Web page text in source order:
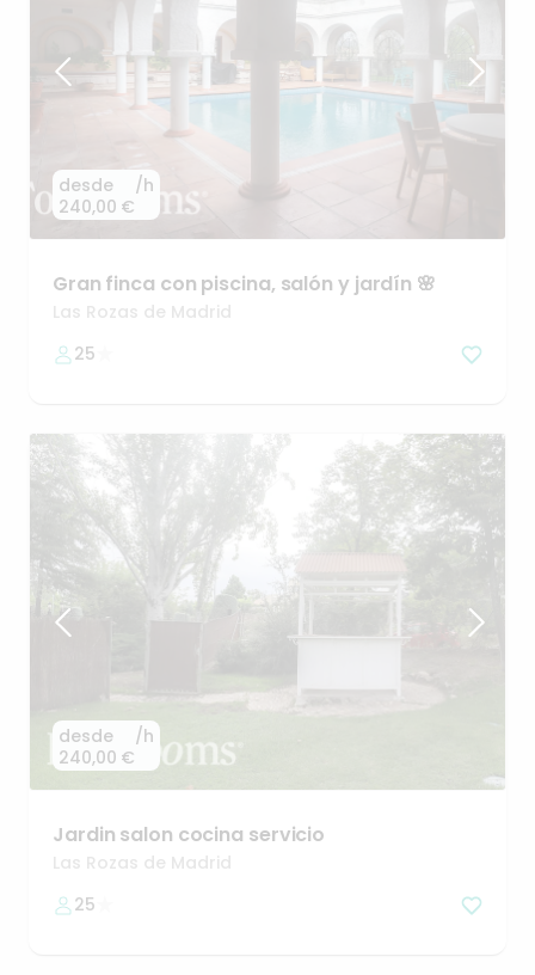
desde
240,00 €
/h
Gran finca con piscina​,​ salón y jardín 🌸
Las Rozas de Madrid
25
desde
240,00 €
/h
Jardin salon cocina servicio
Las Rozas de Madrid
25